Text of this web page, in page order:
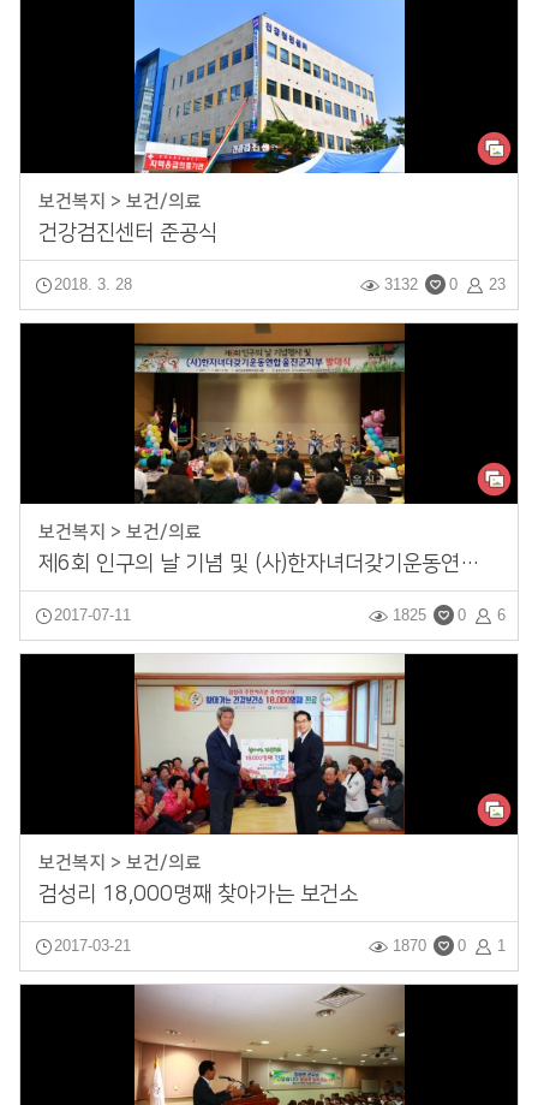
보건복지 > 보건/의료
건강검진센터 준공식
2018. 3. 28 23
0
3132
보건복지 > 보건/의료
제6회 인구의 날 기념 및 (사)한자녀더갖기운동연합울진지부 발대식
2017-07-11 6
0
1825
보건복지 > 보건/의료
검성리 18,000명째 찾아가는 보건소
2017-03-21 1
0
1870